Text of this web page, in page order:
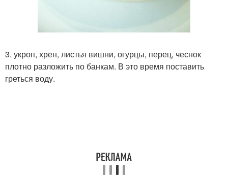
3. укроп, хрен, листья вишни, огурцы, перец, чеснок
плотно разложить по банкам. В это время поставить
греться воду.